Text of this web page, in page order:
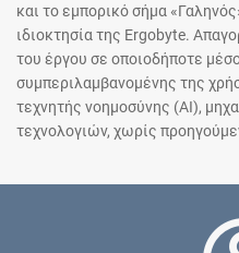
και το εμπορικό σήμα
ιδιοκτησία της Ergobyte.
του έργου σε οποιοδήποτε
συμπεριλαμβανομένης της
τεχνητής νοημοσύνης (AI),
τεχνολογιών, χωρίς